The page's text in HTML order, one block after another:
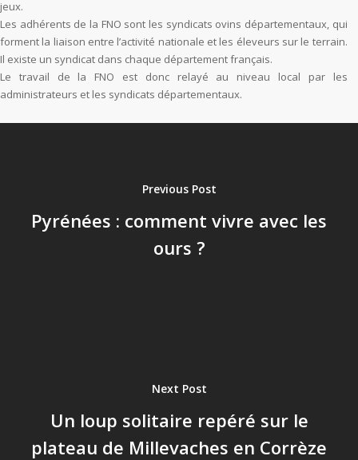
jeux.
Les adhérents de la FNO sont les syndicats ovins départementaux, qui
forment la liaison entre l’activité nationale et les éleveurs sur le terrain.
Il existe un syndicat dans chaque département français.
Le travail de la FNO est donc relayé au niveau local par les
administrateurs et les syndicats départementaux.
Previous Post
Pyrénées : comment vivre avec les
ours ?
Next Post
Un loup solitaire repéré sur le
plateau de Millevaches en Corrèze